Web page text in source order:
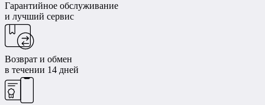
Гарантийное обслуживание
и лучший сервис
Возврат и обмен
в течении 14 дней